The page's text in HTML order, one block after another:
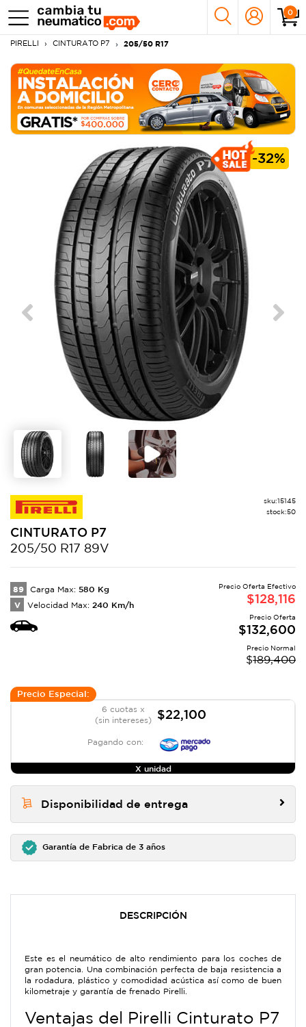
0
PIRELLI CINTURATO P7 205/50 R17
-32%
Previous Next
sku:15145
stock:50
CINTURATO P7
205/50 R17 89V
89 Carga Max: 580 Kg
V Velocidad Max: 240 Km/h
Precio Oferta Efectivo
$128,116
Precio Oferta
$132,600
Precio Normal
$189,400
Precio Especial:
6 cuotas x
(sin intereses)
$22,100
Pagando con:
X unidad
Disponibilidad de entrega
Garantía de Fabrica de 3 años
DESCRIPCIÓN
Este es el neumático de alto rendimiento para los coches de
gran potencia. Una combinación perfecta de baja resistencia a
la rodadura, plástico y comodidad acústica así como de buen
kilometraje y garantía de frenado Pirelli.
Ventajas del Pirelli Cinturato P7